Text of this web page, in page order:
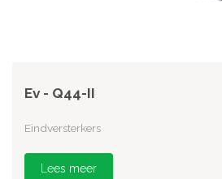
Ev - Q44-II
Eindversterkers
Lees meer